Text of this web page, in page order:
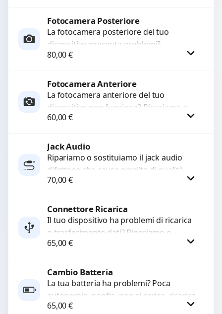
Procedi
Fotocamera Posteriore
La fotocamera posteriore del tuo
dispositivo presenta problemi?
Interveniamo per risolvere guasti come
funzionante,...
80,00€
Procedi
Fotocamera Anteriore
La fotocamera anteriore del tuo
dispositivo non funziona? Ripariamo o
sostituiamo fotocamere guaste con
a...
60,00€
Jack Audio
Ripariamo o sostituiamo il jack audio
difettoso che causa perdita di qualità
sonora o impossibilità di collegare cuffie
70,00€
Procedi
Connettore Ricarica
Il tuo dispositivo ha problemi di ricarica
o trasferimento dati? Ripariamo o
sostituiamo connettori di ricarica guasti,
65,00€
Procedi
Cambio Batteria
La tua batteria ha problemi? Poca
autonomia, gonfia, non si carica, ricarica
lenta o cicli di ricarica esauriti?
65,00€